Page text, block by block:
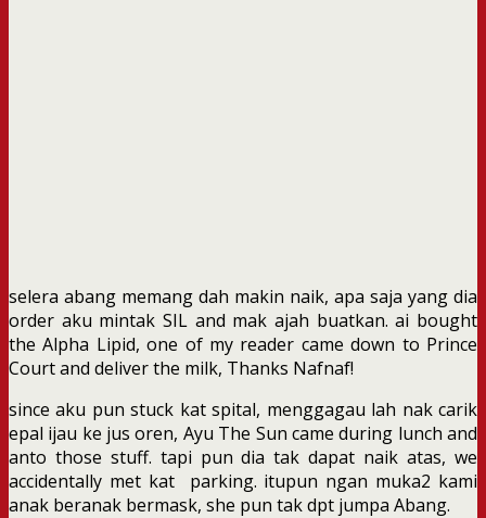
selera abang memang dah makin naik, apa saja yang dia
order aku mintak SIL and mak ajah buatkan. ai bought
the Alpha Lipid, one of my reader came down to Prince
Court and deliver the milk, Thanks Nafnaf!
since aku pun stuck kat spital, menggagau lah nak carik
epal ijau ke jus oren, Ayu The Sun came during lunch and
anto those stuff. tapi pun dia tak dapat naik atas, we
accidentally met kat parking. itupun ngan muka2 kami
anak beranak bermask, she pun tak dpt jumpa Abang.